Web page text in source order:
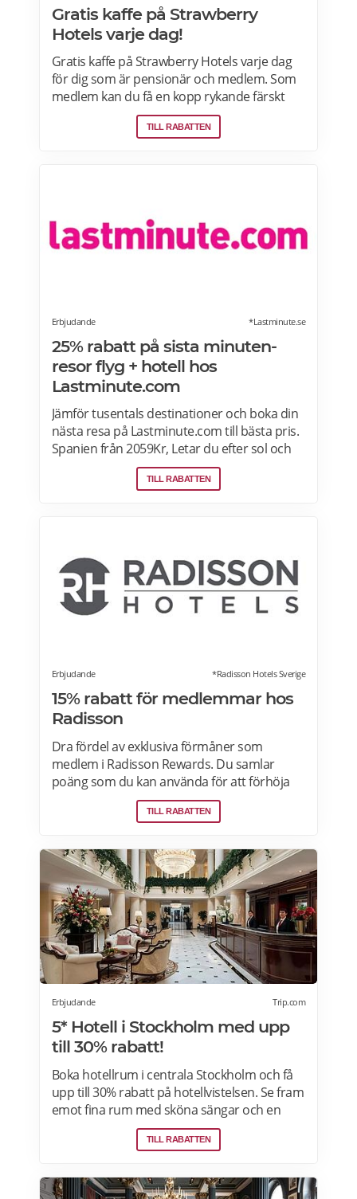
Gratis kaffe på Strawberry
Hotels varje dag!
Gratis kaffe på Strawberry Hotels varje dag
för dig som är pensionär och medlem. Som
medlem kan du få en kopp rykande färskt
bryggkaffe (eller te) på något av Strawberry
hotell i Sverige, Norge, Danmark och Finland.
TILL RABATTEN
Erbjudande *Lastminute.se
25% rabatt på sista minuten-
resor flyg + hotell hos
Lastminute.com
Jämför tusentals destinationer och boka din
nästa resa på Lastminute.com till bästa pris.
Spanien från 2059Kr, Letar du efter sol och
hav? Boka flyg + hotell på Lastminute.com
och koppla av i sanden. Läs mer om aktuella
TILL RABATTEN
Erbjudande *Radisson Hotels Sverige
15% rabatt för medlemmar hos
Radisson
Dra fördel av exklusiva förmåner som
medlem i Radisson Rewards. Du samlar
poäng som du kan använda för att förhöja
reseupplevelsen eller betala för din bokning.
Läs mer om pensionärsrabatter på Radisson
TILL RABATTEN
Erbjudande Trip.com
5* Hotell i Stockholm med upp
till 30% rabatt!
Boka hotellrum i centrala Stockholm och få
upp till 30% rabatt på hotellvistelsen. Se fram
emot fina rum med sköna sängar och en
härlig frukostbuffé och njut av allt som
staden har att erbjuda! Läs mer om
Stockholm här.
TILL RABATTEN